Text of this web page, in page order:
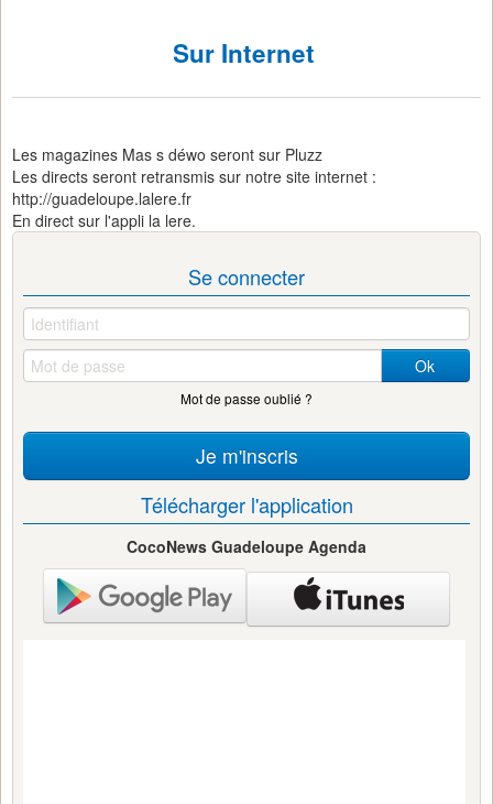
Sur Internet
Les magazines Mas s déwo seront sur Pluzz
Les directs seront retransmis sur notre site internet :
http://guadeloupe.lalere.fr
En direct sur l'appli la lere.
Se connecter
Ok
Mot de passe oublié ?
Je m'inscris
Télécharger l'application
CocoNews Guadeloupe Agenda